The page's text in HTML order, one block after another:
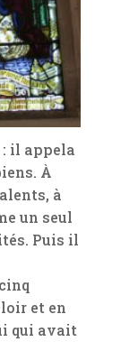
il appela
À
à
un seul
Puis il
et en
qui avait